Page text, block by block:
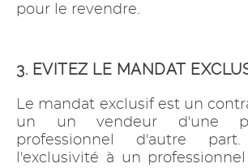
pour le revendre.
3. EVITEZ LE MANDAT
Le mandat exclusif est un
un un vendeur d'une
professionnel d'autre
l'exclusivité à un